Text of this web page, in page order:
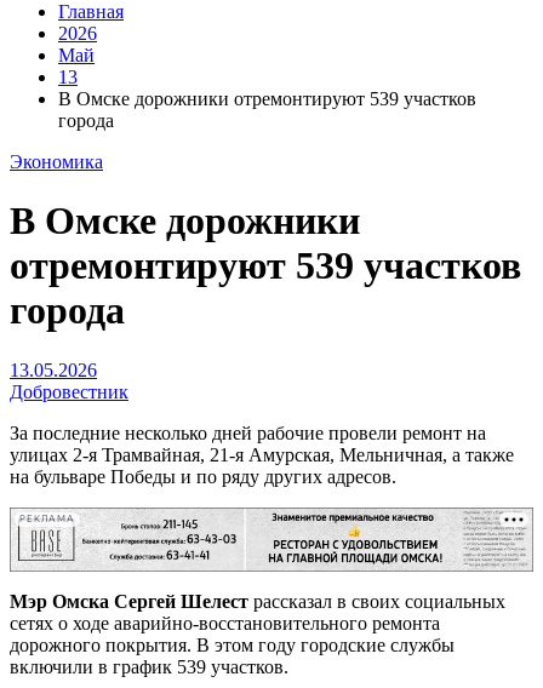
Главная
2026
Май
13
В Омске дорожники отремонтируют 539 участков
города
Экономика
В Омске дорожники
отремонтируют 539 участков
города
13.05.2026
Добровестник
За последние несколько дней рабочие провели ремонт на
улицах 2-я Трамвайная, 21-я Амурская, Мельничная, а также
на бульваре Победы и по ряду других адресов.
РЕКЛАМА
Мэр Омска Сергей Шелест рассказал в своих социальных
сетях о ходе аварийно-восстановительного ремонта
дорожного покрытия. В этом году городские службы
включили в график 539 участков.